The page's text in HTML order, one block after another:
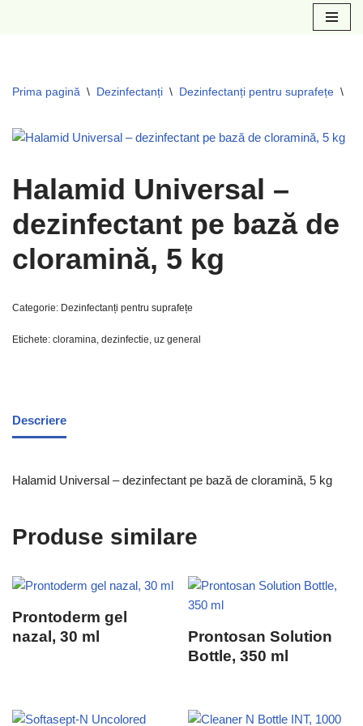
Prima pagină \ Dezinfectanți \ Dezinfectanți pentru suprafețe \
Halamid Universal –
dezinfectant pe bază de
cloramină, 5 kg
Categorie: Dezinfectanți pentru suprafețe
Etichete: cloramina, dezinfectie, uz general
Descriere
Halamid Universal – dezinfectant pe bază de cloramină, 5 kg
Produse similare
Prontoderm gel
nazal, 30 ml
Prontosan Solution
Bottle, 350 ml